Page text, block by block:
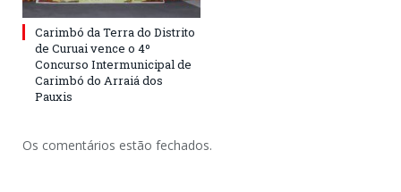
Carimbó da Terra do Distrito
de Curuai vence o 4º
Concurso Intermunicipal de
Carimbó do Arraiá dos
Pauxis
Os comentários estão fechados.